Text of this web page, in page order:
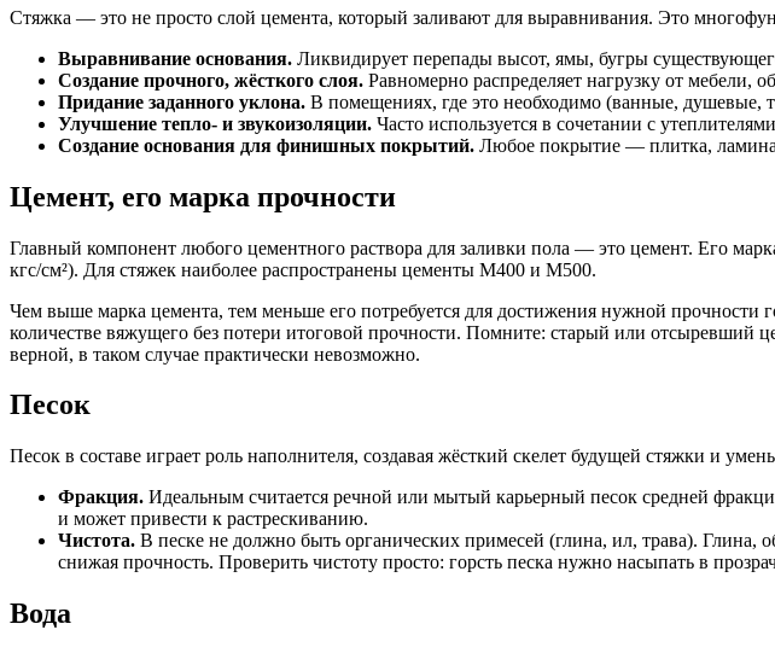
Стяжка — это не просто слой цемента, который заливают для выравнивания. Это
Выравнивание основания. Ликвидирует перепады высот, ямы, бугры
Создание прочного, жёсткого слоя. Равномерно распределяет нагрузку от
Придание заданного уклона. В помещениях, где это необходимо (ванные, душевые,
Улучшение тепло- и звукоизоляции. Часто используется в сочетании с
Создание основания для финишных покрытий. Любое покрытие — плитка,
Цемент, его марка прочности
Главный компонент любого цементного раствора для заливки пола — это цемент. Его
кгс/см²). Для стяжек наиболее распространены цементы М400 и М500.
Чем выше марка цемента, тем меньше его потребуется для достижения нужной
количестве вяжущего без потери итоговой прочности. Помните: старый или отсыревший
верной, в таком случае практически невозможно.
Песок
Песок в составе играет роль наполнителя, создавая жёсткий скелет будущей стяжки и
Фракция. Идеальным считается речной или мытый карьерный песок средней
и может привести к растрескиванию.
Чистота. В песке не должно быть органических примесей (глина, ил, трава). Глина,
снижая прочность. Проверить чистоту просто: горсть песка нужно насыпать в
Вода